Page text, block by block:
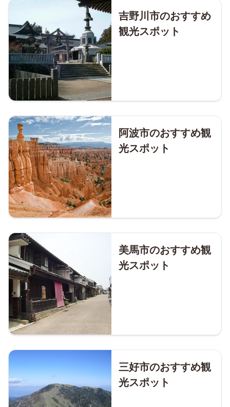
吉野川市のおすすめ
観光スポット
阿波市のおすすめ観
光スポット
美馬市のおすすめ観
光スポット
三好市のおすすめ観
光スポット